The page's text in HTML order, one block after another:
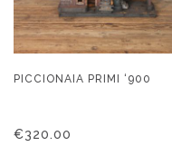
PICCIONAIA PRIMI ‘900
€320.00